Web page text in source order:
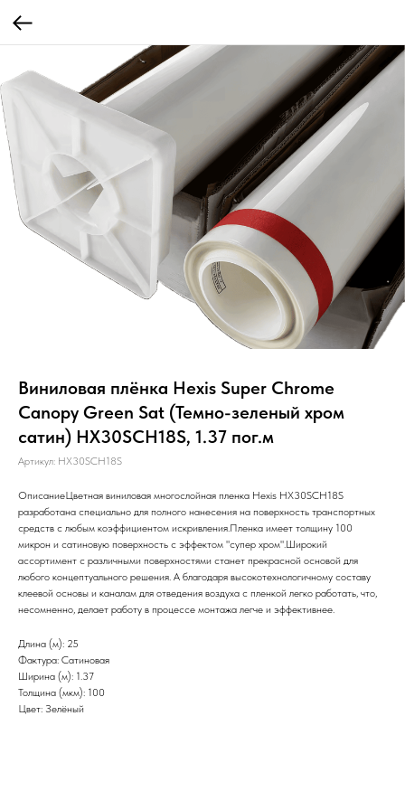
Виниловая плёнка Hexis Super Chrome
Canopy Green Sat (Темно-зеленый хром
сатин) HX30SCH18S, 1.37 пог.м
Артикул: HX30SCH18S
ОписаниеЦветная виниловая многослойная пленка Hexis HX30SCH18S
разработана специально для полного нанесения на поверхность транспортных
средств с любым коэффициентом искривления.Пленка имеет толщину 100
микрон и сатиновую поверхность с эффектом "супер хром".Широкий
ассортимент с различными поверхностями станет прекрасной основой для
любого концептуального решения. А благодаря высокотехнологичному составу
клеевой основы и каналам для отведения воздуха с пленкой легко работать, что,
несомненно, делает работу в процессе монтажа легче и эффективнее.
Длина (м): 25
Фактура: Сатиновая
Ширина (м): 1.37
Толщина (мкм): 100
Цвет: Зелёный